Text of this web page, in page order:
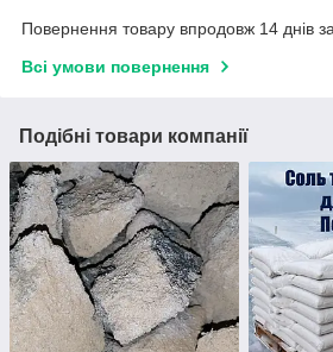
Повернення товару впродовж 14 днів
Всі умови повернення
Подібні товари компанії